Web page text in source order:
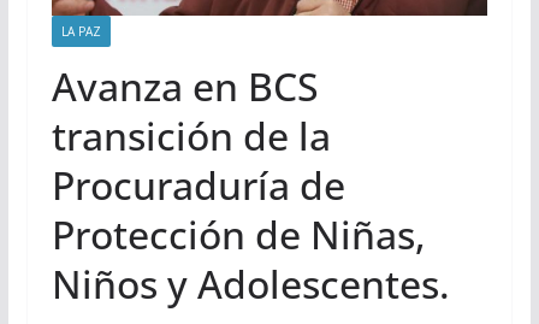
LA PAZ
Avanza en BCS
transición de la
Procuraduría de
Protección de Niñas,
Niños y Adolescentes.